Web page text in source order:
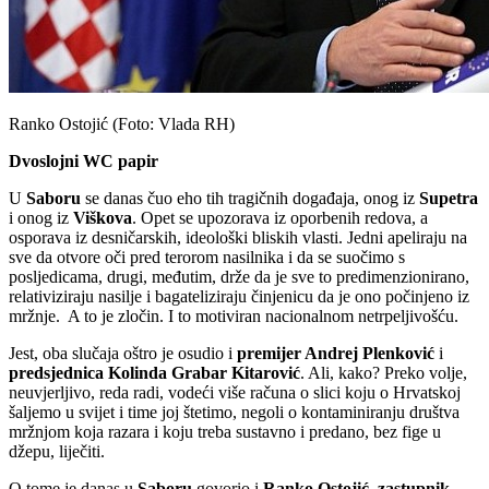
Ranko Ostojić (Foto: Vlada RH)
Dvoslojni WC papir
U Saboru se danas čuo eho tih tragičnih događaja, onog iz Supetra
i onog iz Viškova. Opet se upozorava iz oporbenih redova, a
osporava iz desničarskih, ideološki bliskih vlasti. Jedni apeliraju na
sve da otvore oči pred terorom nasilnika i da se suočimo s
posljedicama, drugi, međutim, drže da je sve to predimenzionirano,
relativiziraju nasilje i bagateliziraju činjenicu da je ono počinjeno iz
mržnje. A to je zločin. I to motiviran nacionalnom netrpeljivošću.
Jest, oba slučaja oštro je osudio i premijer Andrej Plenković i
predsjednica Kolinda Grabar Kitarović. Ali, kako? Preko volje,
neuvjerljivo, reda radi, vodeći više računa o slici koju o Hrvatskoj
šaljemo u svijet i time joj štetimo, negoli o kontaminiranju društva
mržnjom koja razara i koju treba sustavno i predano, bez fige u
džepu, liječiti.